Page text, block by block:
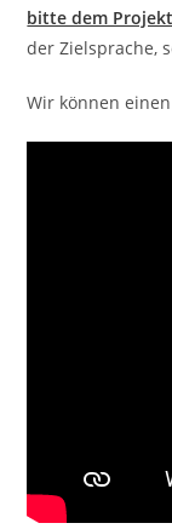
bitte dem
der Zielsprache,
Wir können